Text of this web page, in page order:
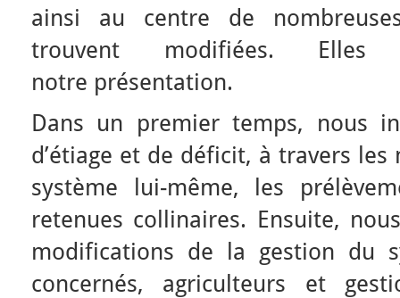
ainsi au centre de
trouvent modifiées.
notre présentation.
Dans un premier temps, nous
d’étiage et de déficit, à travers
système lui-même, les
retenues collinaires. Ensuite,
modifications de la gestion du
concernés, agriculteurs et